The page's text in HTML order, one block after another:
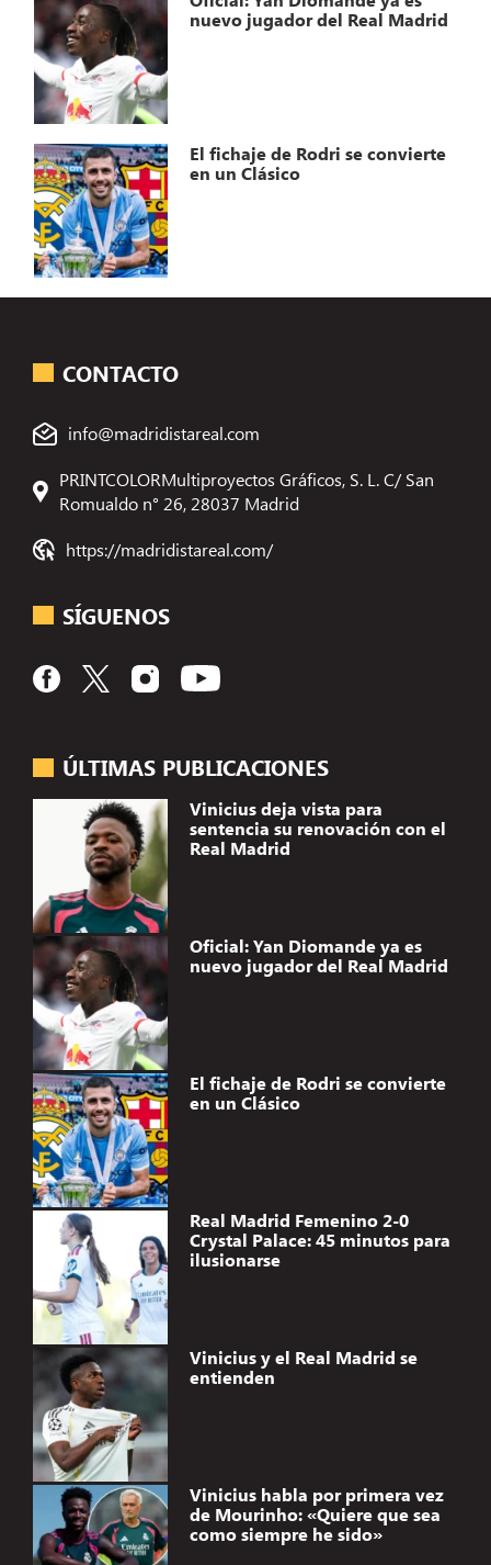
nuevo jugador del Real Madrid
El fichaje de Rodri se convierte
en un Clásico
ÚLTIMAS PUBLICACIONES
Vinicius deja vista para
sentencia su renovación con el
Real Madrid
Oficial: Yan Diomande ya es
nuevo jugador del Real Madrid
El fichaje de Rodri se convierte
en un Clásico
Real Madrid Femenino 2-0
Crystal Palace: 45 minutos para
ilusionarse
Vinicius y el Real Madrid se
entienden
Vinicius habla por primera vez
de Mourinho: «Quiere que sea
como siempre he sido»
CONTACTO
info@madridistareal.com
PRINTCOLORMultiproyectos Gráficos, S. L. C/ San
Romualdo n° 26, 28037 Madrid
https://madridistareal.com/
SÍGUENOS